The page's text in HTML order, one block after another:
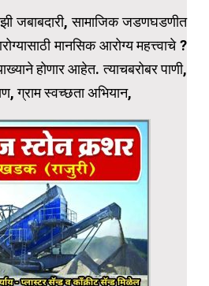
जबाबदारी, सामाजिक जडणघडणीत
मानसिक आरोग्य महत्त्वाचे ?
होणार आहेत. त्याचबरोबर पाणी,
ग्राम स्वच्छता अभियान,